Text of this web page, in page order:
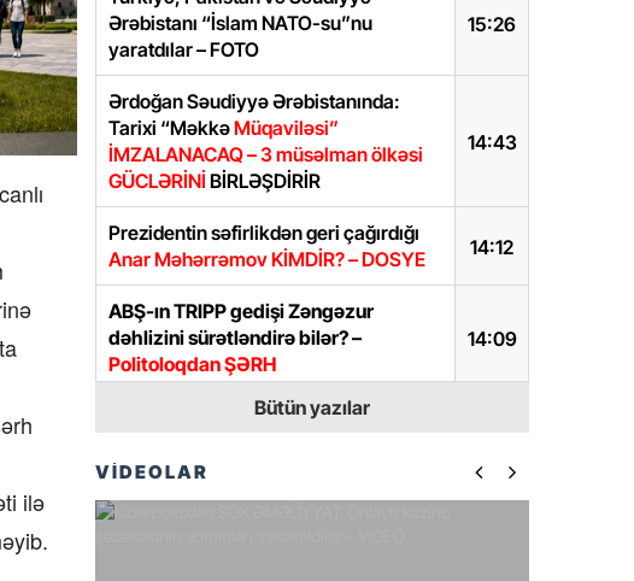
ilə
15:26
Ərəbistanı “İslam NATO-su”nu
yaratdılar – FOTO
14:43
Ərdoğan Səudiyyə Ərəbistanında:
Tarixi “MəkkəMüqaviləsi”
İMZALANACAQ – 3 müsəlman ölkəsi
GÜCLƏRİNİ BİRLƏŞDİRİR
14:12
Prezidentin səfirlikdən geri çağırdığı
Anar Məhərrəmov KİMDİR? – DOSYE
14:09
ABŞ-ın TRIPP gedişi Zəngəzur
dəhlizini sürətləndirə bilər? –
Politoloqdan ŞƏRH
Prezidentdən Abel Məhərrəmovun
İlham Əliyevdən iki diplomatla bağlı
SƏRƏNCAMLAR
Bütün yazılar
VİDEOLAR